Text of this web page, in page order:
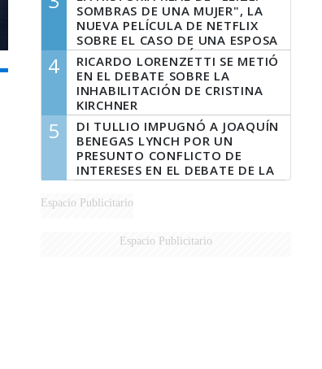
DERROTADOS
SOMBRAS DE UNA MUJER", LA
NUEVA PELÍCULA DE NETFLIX
SOBRE EL CASO DE UNA ESPOSA
QUE DESCUARTIZÓ A SU
MARIDO
4
RICARDO LORENZETTI SE METIÓ
EN EL DEBATE SOBRE LA
INHABILITACIÓN DE CRISTINA
KIRCHNER
5
DI TULLIO IMPUGNÓ A JOAQUÍN
BENEGAS LYNCH POR UN
PRESUNTO CONFLICTO DE
INTERESES EN EL DEBATE DE LA
LEY DE TIERRAS
Espacio Publicitario
Espacio Publicitario